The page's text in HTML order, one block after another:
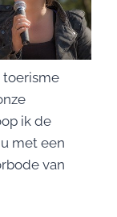
toerisme
ik de
met een
van